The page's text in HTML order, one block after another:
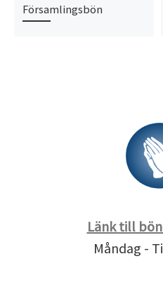
Församlingsbön
Länk till
Måndag -